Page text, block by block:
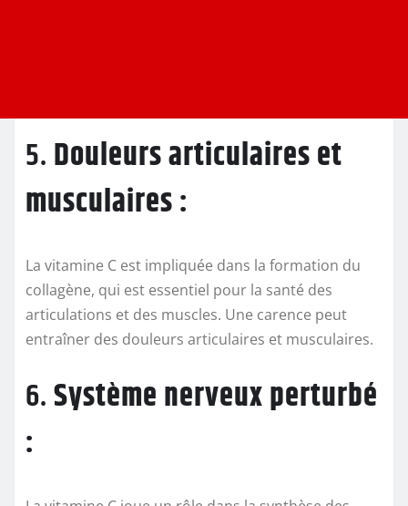
5.Douleurs articulaires et
musculaires :
La vitamine C est impliquée dans la formation du
collagène, qui est essentiel pour la santé des
articulations et des muscles. Une carence peut
entraîner des douleurs articulaires et musculaires.
6.Système nerveux perturbé
: